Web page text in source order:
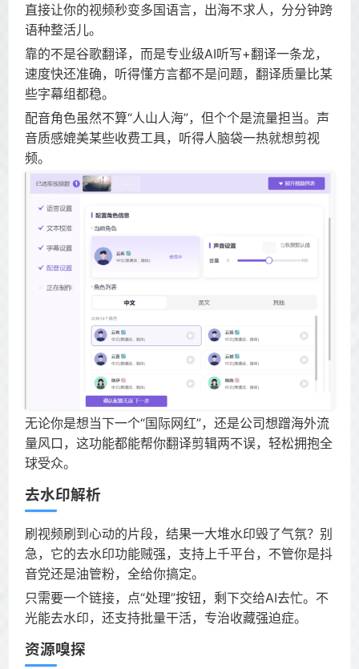
直接让你的视频秒变多国语言，出海不求人，分分钟跨
语种整活儿。
靠的不是谷歌翻译，而是专业级AI听写+翻译一条龙，
速度快还准确，听得懂方言都不是问题，翻译质量比某
些字幕组都稳。
配音角色虽然不算“人山人海”，但个个是流量担当。声
音质感媲美某些收费工具，听得人脑袋一热就想剪视
频。
无论你是想当下一个“国际网红”，还是公司想蹭海外流
量风口，这功能都能帮你翻译剪辑两不误，轻松拥抱全
球受众。
去水印解析
刷视频刷到心动的片段，结果一大堆水印毁了气氛？别
急，它的去水印功能贼强，支持上千平台，不管你是抖
音党还是油管粉，全给你搞定。
只需要一个链接，点“处理”按钮，剩下交给AI去忙。不
光能去水印，还支持批量干活，专治收藏强迫症。
资源嗅探